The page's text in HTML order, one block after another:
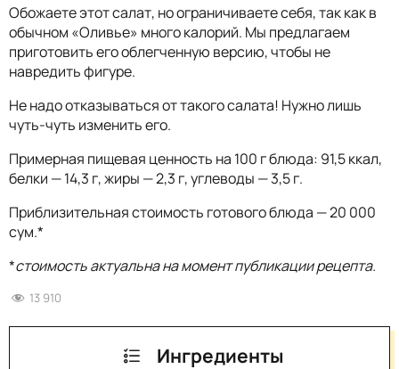
Обожаете этот салат, но ограничиваете себя, так как в
обычном «Оливье» много калорий. Мы предлагаем
приготовить его облегченную версию, чтобы не
навредить фигуре.
Не надо отказываться от такого салата! Нужно лишь
чуть-чуть изменить его.
Примерная пищевая ценность на 100 г блюда: 91,5 ккал,
белки — 14,3 г, жиры — 2,3 г, углеводы — 3,5 г.
Приблизительная стоимость готового блюда — 20 000
сум.*
*стоимость актуальна на момент публикации рецепта.
13 910
Ингредиенты